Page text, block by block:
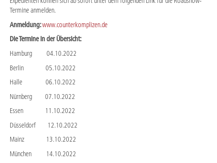
Termine anmelden.
Anmeldung:www.counterkomplizen.de
Die Termine in der Übersicht:
Hamburg 04.10.2022
Berlin 05.10.2022
Halle 06.10.2022
Nürnberg 07.10.2022
Essen 11.10.2022
Düsseldorf 12.10.2022
Mainz 13.10.2022
München 14.10.2022